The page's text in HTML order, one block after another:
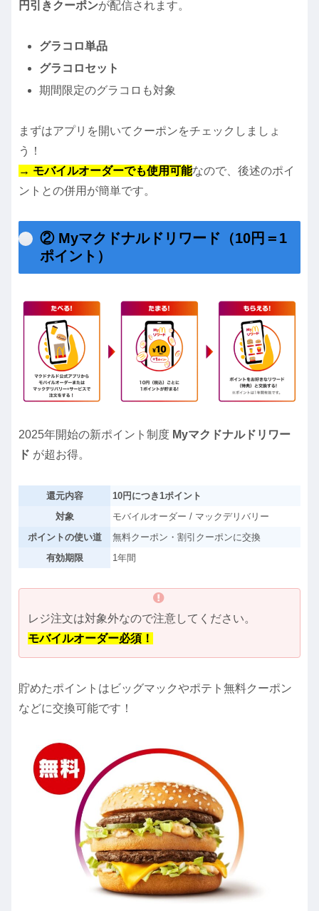
円引きクーポンが配信されます。
グラコロ単品
グラコロセット
期間限定のグラコロも対象
まずはアプリを開いてクーポンをチェックしましょ
う！
→ モバイルオーダーでも使用可能なので、後述のポイ
ントとの併用が簡単です。
② Myマクドナルドリワード（10円＝1
ポイント）
2025年開始の新ポイント制度 Myマクドナルドリワー
ド が超お得。
還元内容
10円につき1ポイント
対象
モバイルオーダー / マックデリバリー
ポイントの使い道
無料クーポン・割引クーポンに交換
有効期限
1年間
レジ注文は対象外なので注意してください。
モバイルオーダー必須！
貯めたポイントはビッグマックやポテト無料クーポン
などに交換可能です！